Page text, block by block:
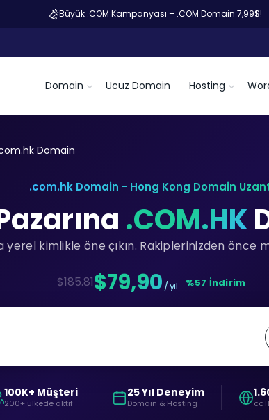
Büyük .COM Kampanyası – .COM Domain 7,99$!
Domain Ucuz Domain Hosting
Domain
.com.hk Domain - Hong Kong Domain
.COM.HK
yerel kimlikle öne çıkın. Rakiplerinizden önce
$185.81$79,90 / yıl %57 İndirim
100K+ Müşteri
200+ ülkede aktif
25 Yıl Deneyim
Domain & Hosting